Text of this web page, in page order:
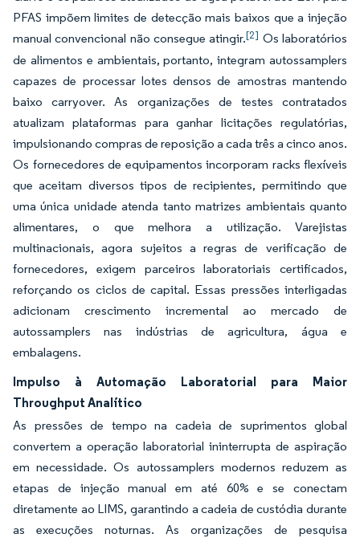
PFAS impõem limites de detecção mais baixos que a injeção
manual convencional não consegue atingir.[2] Os laboratórios
de alimentos e ambientais, portanto, integram autossamplers
capazes de processar lotes densos de amostras mantendo
baixo carryover. As organizações de testes contratados
atualizam plataformas para ganhar licitações regulatórias,
impulsionando compras de reposição a cada três a cinco anos.
Os fornecedores de equipamentos incorporam racks flexíveis
que aceitam diversos tipos de recipientes, permitindo que
uma única unidade atenda tanto matrizes ambientais quanto
alimentares, o que melhora a utilização. Varejistas
multinacionais, agora sujeitos a regras de verificação de
fornecedores, exigem parceiros laboratoriais certificados,
reforçando os ciclos de capital. Essas pressões interligadas
adicionam crescimento incremental ao mercado de
autossamplers nas indústrias de agricultura, água e
embalagens.
Impulso à Automação Laboratorial para Maior
Throughput Analítico
As pressões de tempo na cadeia de suprimentos global
convertem a operação laboratorial ininterrupta de aspiração
em necessidade. Os autossamplers modernos reduzem as
etapas de injeção manual em até 60% e se conectam
diretamente ao LIMS, garantindo a cadeia de custódia durante
as execuções noturnas. As organizações de pesquisa